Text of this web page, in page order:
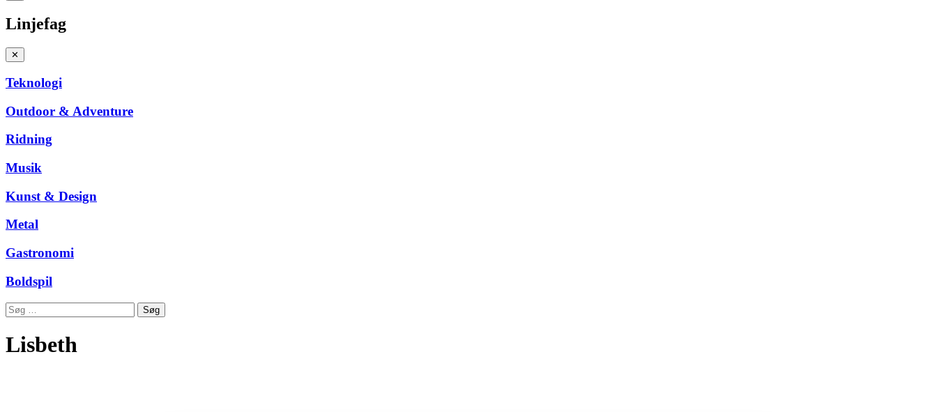
Linjefag
✕
Teknologi
Outdoor & Adventure
Ridning
Musik
Kunst & Design
Metal
Gastronomi
Boldspil
Søg
efter:
Lisbeth